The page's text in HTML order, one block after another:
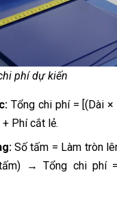
phí dự kiến
Tổng chi phí = [(Dài ×
Phí cắt lẻ.
Số tấm = Làm tròn
→ Tổng chi phí